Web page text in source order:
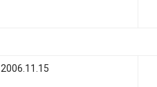
2006.11.15